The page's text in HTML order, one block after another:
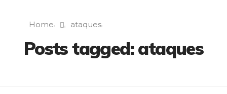
Home ataques
Posts tagged: ataques